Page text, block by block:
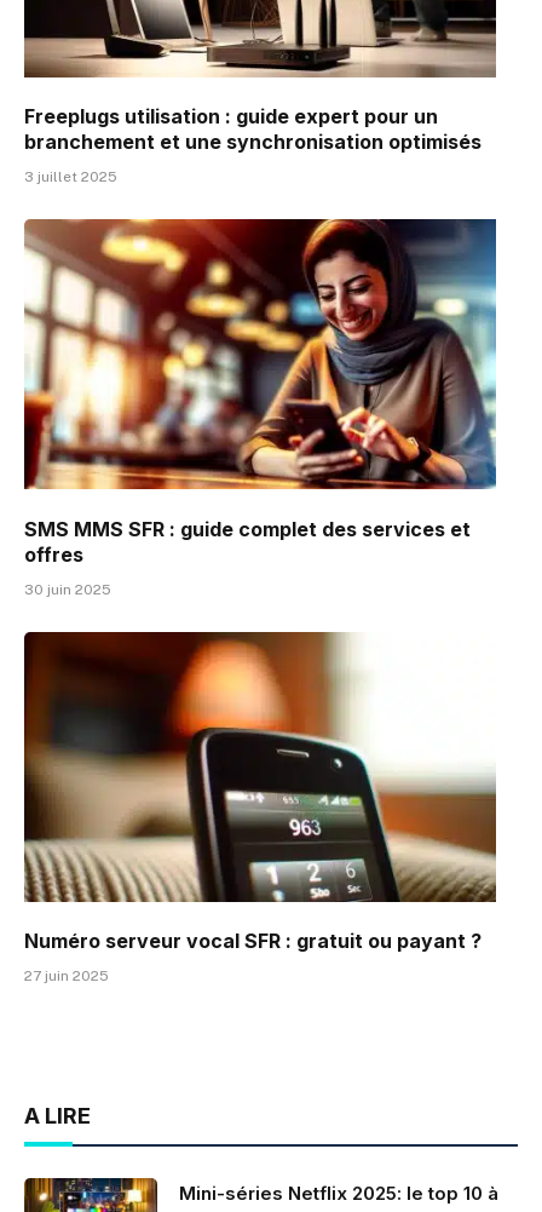
Freeplugs utilisation : guide expert pour un
branchement et une synchronisation optimisés
3 juillet 2025
SMS MMS SFR : guide complet des services et
offres
30 juin 2025
Numéro serveur vocal SFR : gratuit ou payant ?
27 juin 2025
A LIRE
Mini-séries Netflix 2025: le top 10 à